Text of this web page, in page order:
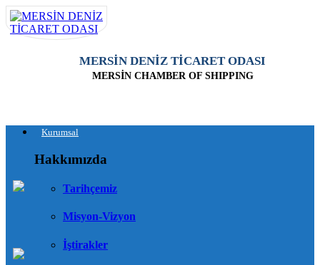
MERSİN DENİZ TİCARET ODASI
MERSİN CHAMBER OF SHIPPING
Kurumsal
Hakkımızda
Tarihçemiz
Misyon-Vizyon
İştirakler